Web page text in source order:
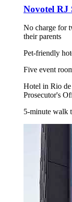
Novotel RJ
No charge for
their parents
Pet-friendly
Five event
Hotel in Rio
Prosecutor's
5-minute walk